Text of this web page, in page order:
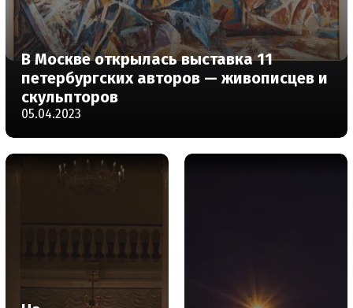
В Москве открылась выставка 11
петербургских авторов — живописцев и
скульпторов
05.04.2023